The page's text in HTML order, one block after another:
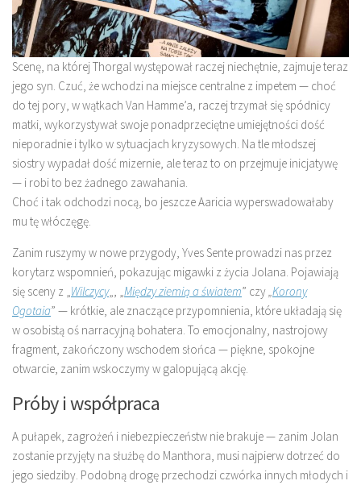
Scenę, na której Thorgal występował raczej niechętnie, zajmuje teraz
jego syn. Czuć, że wchodzi na miejsce centralne z impetem — choć
do tej pory, w wątkach Van Hamme’a, raczej trzymał się spódnicy
matki, wykorzystywał swoje ponadprzeciętne umiejętności dość
nieporadnie i tylko w sytuacjach kryzysowych. Na tle młodszej
siostry wypadał dość mizernie, ale teraz to on przejmuje inicjatywę
— i robi to bez żadnego zawahania.
Choć i tak odchodzi nocą, bo jeszcze Aaricia wyperswadowałaby
mu tę włóczęgę.
Zanim ruszymy w nowe przygody, Yves Sente prowadzi nas przez
korytarz wspomnień, pokazując migawki z życia Jolana. Pojawiają
się sceny z „ Wilczycy„, „ Między ziemią a światem” czy Korony
Ogotaia” — krótkie, ale znaczące przypomnienia, które układają się
w osobistą oś narracyjną bohatera. To emocjonalny, nastrojowy
fragment, zakończony wschodem słońca — piękne, spokojne
otwarcie, zanim wskoczymy w galopującą akcję.
Próby i współpraca
A pułapek, zagrożeń i niebezpieczeństw nie brakuje — zanim Jolan
zostanie przyjęty na służbę do Manthora, musi najpierw dotrzeć do
jego siedziby. Podobną drogę przechodzi czwórka innych młodych i